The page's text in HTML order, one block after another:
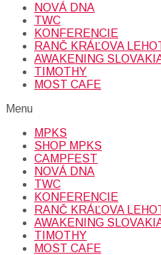
NOVÁ DNA
TWC
KONFERENCIE
RANČ KRÁĽOVA
AWAKENING
TIMOTHY
MOST CAFE
Menu
MPKS
SHOP MPKS
CAMPFEST
NOVÁ DNA
TWC
KONFERENCIE
RANČ KRÁĽOVA
AWAKENING
TIMOTHY
MOST CAFE